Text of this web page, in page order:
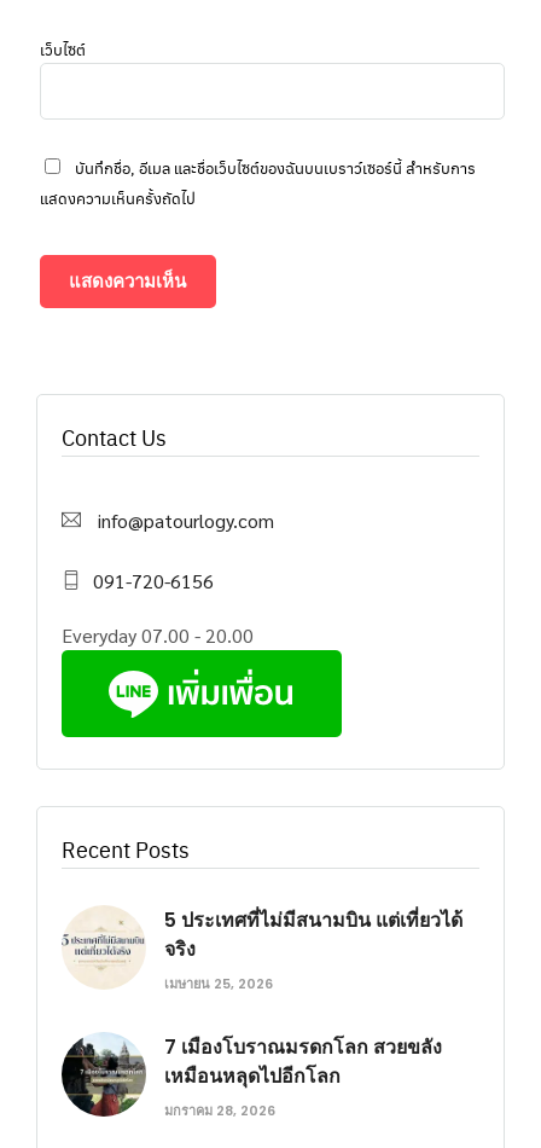
เว็บไซต์
บันทึกชื่อ, อีเมล และชื่อเว็บไซต์ของฉันบนเบราว์เซอร์นี้ สำหรับการ
แสดงความเห็นครั้งถัดไป
Contact Us
info@patourlogy.com
091-720-6156
Everyday 07.00 - 20.00
Recent Posts
5 ประเทศที่ไม่มีสนามบิน แต่เที่ยวได้
จริง
เมษายน 25, 2026
7 เมืองโบราณมรดกโลก สวยขลัง
เหมือนหลุดไปอีกโลก
มกราคม 28, 2026